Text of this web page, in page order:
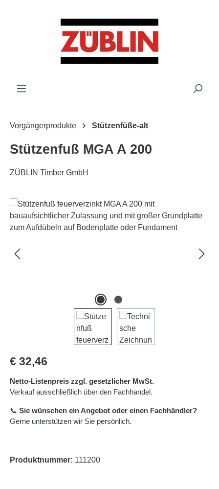
Vorgängerprodukte Stützenfüße-alt
Stützenfuß MGA A 200
ZÜBLIN Timber GmbH
Bildergalerie überspringen
Regulärer Preis:
€ 32,46
Netto-Listenpreis zzgl. gesetzlicher MwSt.
Verkauf ausschließlich über den Fachhandel.
📞 Sie wünschen ein Angebot oder einen Fachhändler?
Gerne unterstützen wir Sie persönlich.
Produktnummer: 111200